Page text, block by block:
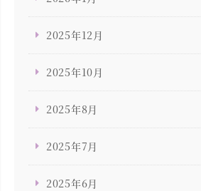
2025年12月
2025年10月
2025年8月
2025年7月
2025年6月